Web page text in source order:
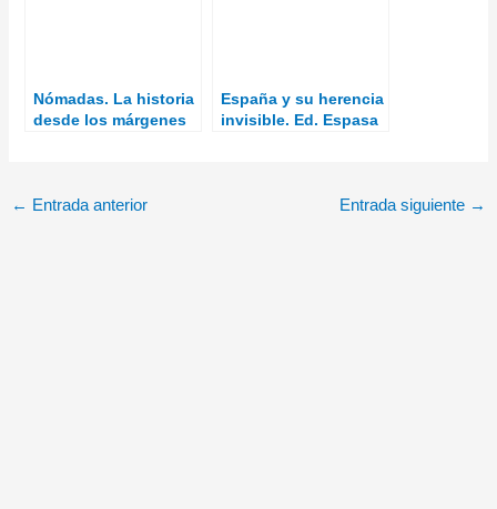
Nómadas. La historia
desde los márgenes
España y su herencia
invisible. Ed. Espasa
← Entrada anterior Entrada siguiente →